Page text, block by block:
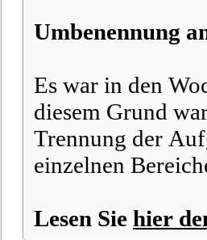
Umbenennung
Es war in den
diesem Grund
Trennung der
einzelnen
Lesen Sie hier